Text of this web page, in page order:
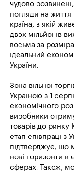
чудово
погляди на життя
країна, в якій
двох мільйонів
восьма за
ідеальний
України.
Зона вільної
Україною з 1
економічного
виробники
товарів до ринку
етап співпраці з
підтверджує, що
нові горизонти в
сферах. Також,